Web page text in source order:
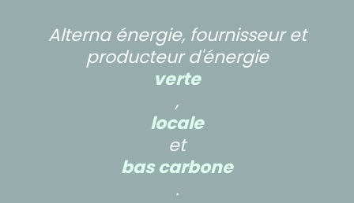
Alterna énergie, fournisseur et
producteur d'énergie
verte
,
locale
et
bas carbone
.